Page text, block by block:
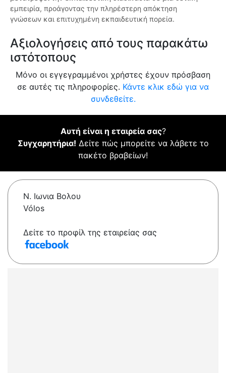
εμπειρία, προάγοντας την πληρέστερη απόκτηση
γνώσεων και επιτυχημένη εκπαιδευτική πορεία.
Αξιολογήσεις από τους παρακάτω
ιστότοπους
Μόνο οι εγγεγραμμένοι χρήστες έχουν πρόσβαση
σε αυτές τις πληροφορίες. Κάντε κλικ εδώ για να
συνδεθείτε.
Αυτή είναι η εταιρεία σας?
Συγχαρητήρια! Δείτε πώς μπορείτε να λάβετε το
πακέτο βραβείων!
Ν. Ιωνια Βολου
Vólos
Δείτε το προφίλ της εταιρείας σας